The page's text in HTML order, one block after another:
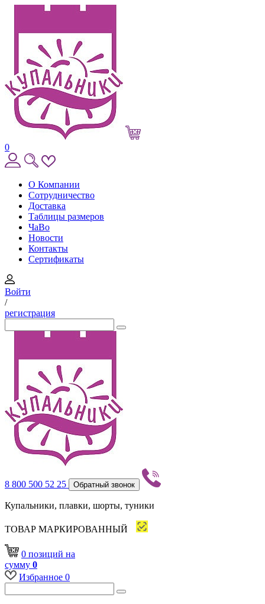
0
О Компании
Сотрудничество
Доставка
Таблицы размеров
ЧаВо
Новости
Контакты
Сертификаты
Войти
/
регистрация
8 800 500 52 25 Обратный звонок
Купальники, плавки, шорты, туники
ТОВАР МАРКИРОВАННЫЙ
0 позиций на
сумму 0
Избранное 0